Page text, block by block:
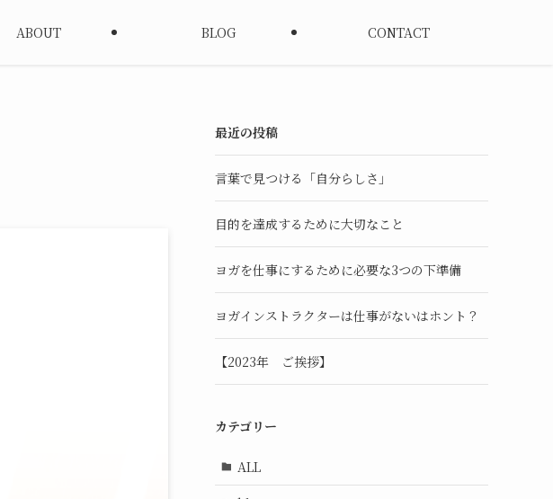
ABOUT BLOG CONTACT
最近の投稿
言葉で見つける「自分らしさ」
目的を達成するために大切なこと
ヨガを仕事にするために必要な3つの下準備
ヨガインストラクターは仕事がないはホント？
【2023年 ご挨拶】
カテゴリー
ALL